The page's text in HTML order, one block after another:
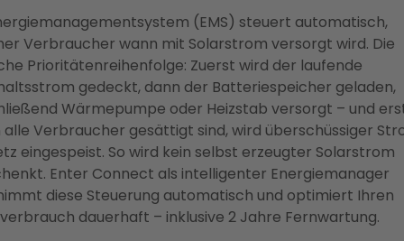
(EMS) steuert automatisch,
Verbraucher wann mit Solarstrom versorgt wird. Die
Prioritätenreihenfolge: Zuerst wird der laufende
gedeckt, dann der Batteriespeicher geladen,
Wärmepumpe oder Heizstab versorgt – und
alle Verbraucher gesättigt sind, wird überschüssiger
eingespeist. So wird kein selbst erzeugter Solarstrom
Enter Connect als intelligenter Energiemanager
diese Steuerung automatisch und optimiert Ihren
dauerhaft – inklusive 2 Jahre Fernwartung.